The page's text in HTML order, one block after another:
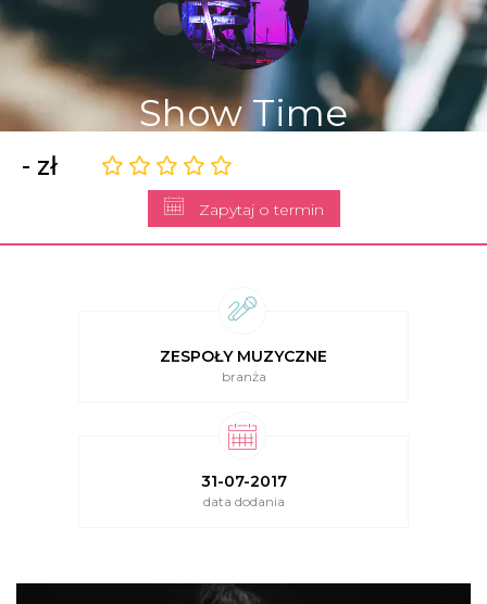
Show Time
- zł
Zapytaj o termin
ZESPOŁY MUZYCZNE
branża
31-07-2017
data dodania